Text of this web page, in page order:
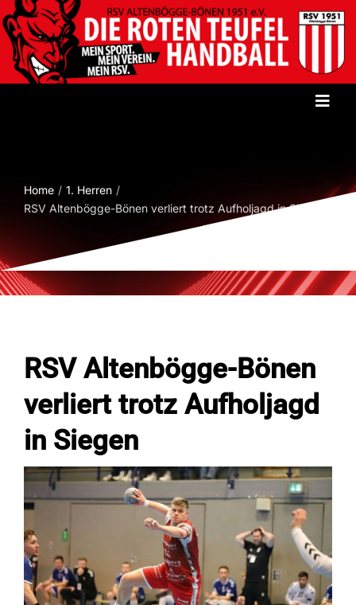
Zum
Inhalt
springen
Verein
Jugend
Fans
Trainingszeiten
Kontakt
Home
1. Herren
RSV Altenbögge-Bönen verliert trotz Aufholjagd in Siegen
RSV Altenbögge-Bönen
verliert trotz Aufholjagd
in Siegen